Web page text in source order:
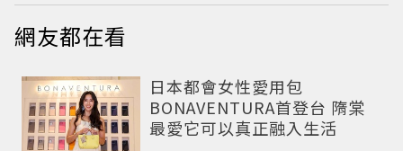
網友都在看
日本都會女性愛用包
BONAVENTURA首登台 隋棠
最愛它可以真正融入生活